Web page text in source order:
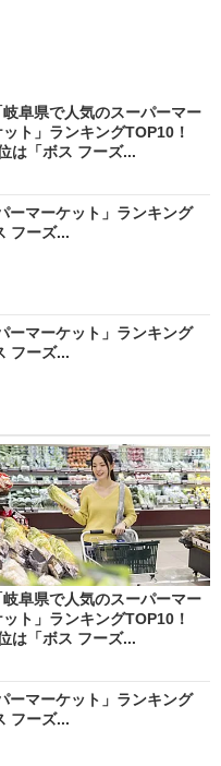
岐阜県で人気のスーパーマー
ット」ランキングTOP10！
は「ボス フーズ...
ーマーケット」ランキング
フーズ...
ーマーケット」ランキング
フーズ...
岐阜県で人気のスーパーマー
ット」ランキングTOP10！
は「ボス フーズ...
ーマーケット」ランキング
フーズ...